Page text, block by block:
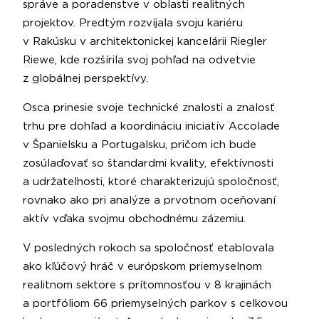
správe a poradenstve v oblasti realitných
projektov. Predtým rozvíjala svoju kariéru
v Rakúsku v architektonickej kancelárii Riegler
Riewe, kde rozšírila svoj pohľad na odvetvie
z globálnej perspektívy.
Osca prinesie svoje technické znalosti a znalosť
trhu pre dohľad a koordináciu iniciatív Accolade
v Španielsku a Portugalsku, pričom ich bude
zosúlaďovať so štandardmi kvality, efektívnosti
a udržateľnosti, ktoré charakterizujú spoločnosť,
rovnako ako pri analýze a prvotnom oceňovaní
aktív vďaka svojmu obchodnému zázemiu.
V posledných rokoch sa spoločnosť etablovala
ako kľúčový hráč v európskom priemyselnom
realitnom sektore s prítomnosťou v 8 krajinách
a portfóliom 66 priemyselných parkov s celkovou